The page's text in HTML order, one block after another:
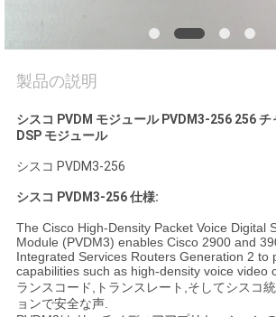
理
連
絡
く
だ
さ
い
製品の説明
シスコ PVDM モジュール PVDM3-256 256
DSP モジュール
シスコ PVDM3-256
シスコ PVDM3-256仕様:
The Cisco High-Density Packet Voice Digital
Module (PVDM3) enables Cisco 2900 and
Integrated Services Routers Generation 2 to
capabilities such as high-density voice video
ランスコード,トランスレート,そしてシスコ
ョンで安全な声.